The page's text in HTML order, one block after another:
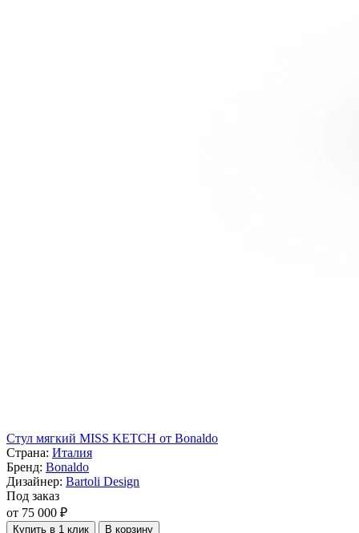
Стул мягкий MISS KETCH от Bonaldo
Страна: Италия
Бренд: Bonaldo
Дизайнер: Bartoli Design
Под заказ
от 75 000 ₽
Купить в 1 клик В корзину